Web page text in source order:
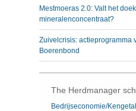
Mestmoeras 2.0: Valt het
mineralenconcentraat?
Zuivelcrisis: actieprogramma
Boerenbond
The Herdmanager
Bedrijseconomie/